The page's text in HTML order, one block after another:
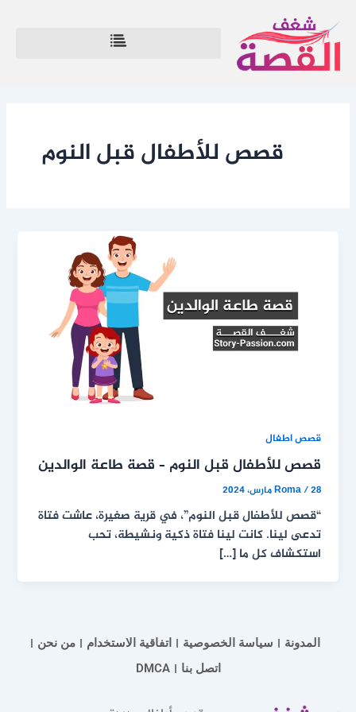
إلى
المحتوى
قصص للأطفال قبل النوم
قصص اطفال
قصص للأطفال قبل النوم – قصة طاعة الوالدين
Roma/28 مارس، 2024
“قصص للأطفال قبل النوم”، في قرية صغيرة، عاشت فتاة
تدعى لينا. كانت لينا فتاة ذكية ونشيطة، تحب
استكشاف كل ما […]
المدونة سياسة الخصوصية اتفاقية الاستخدام
من نحن
اتصل بنا
DMCA